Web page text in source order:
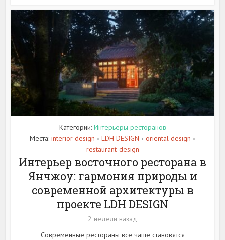
Категории: Интерьеры ресторанов
Места: interior design • LDH DESIGN • oriental design •
restaurant-design
Интерьер восточного ресторана в
Янчжоу: гармония природы и
современной архитектуры в
проекте LDH DESIGN
2 недели назад
Современные рестораны все чаще становятся